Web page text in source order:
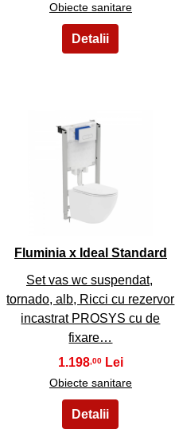
Obiecte sanitare
15
Fluminia x Ideal Standard
Set vas wc suspendat,
tornado, alb, Ricci cu rezervor
incastrat PROSYS cu de
fixare…
1.198 ,00
Obiecte sanitare